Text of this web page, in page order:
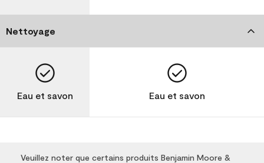
Nettoyage
Eau et savon Eau et savon
Veuillez noter que certains produits Benjamin Moore &